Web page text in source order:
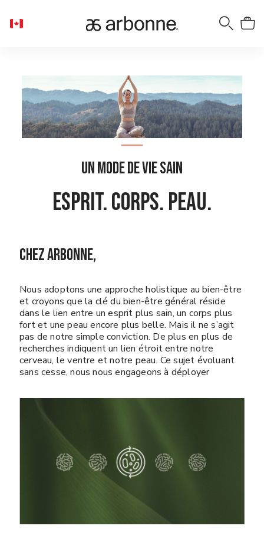
Un mode de vie sain
ESPRIT. CORPS. PEAU.
Chez Arbonne,
Nous adoptons une approche holistique au bien-être
et croyons que la clé du bien-être général réside
dans le lien entre un esprit plus sain, un corps plus
fort et une peau encore plus belle. Mais il ne s’agit
pas de notre simple conviction. De plus en plus de
recherches indiquent un lien étroit entre notre
cerveau, le ventre et notre peau. Ce sujet évoluant
sans cesse, nous nous engageons à déployer